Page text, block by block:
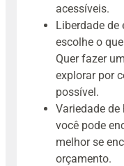
acessíveis.
Liberdade de
escolhe o
Quer fazer
explorar por
possível.
Variedade
você pode
melhor se
orçamento.